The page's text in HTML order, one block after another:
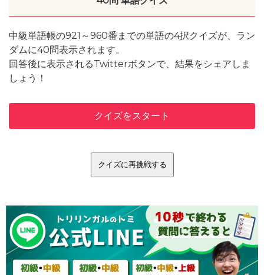
中級単語帳の921～960番までの単語の4択クイズが、ラン
ダムに40問表示されます。
回答後に表示されるTwitterボタンで、結果をシェアしま
しょう！
クイズをスタート